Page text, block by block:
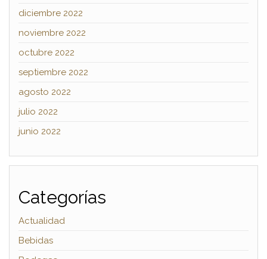
diciembre 2022
noviembre 2022
octubre 2022
septiembre 2022
agosto 2022
julio 2022
junio 2022
Categorías
Actualidad
Bebidas